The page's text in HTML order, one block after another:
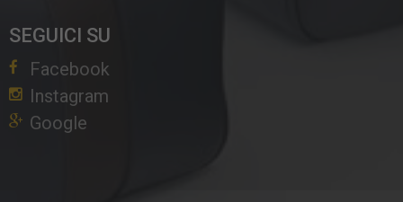
SEGUICI SU
Facebook
Instagram
Google